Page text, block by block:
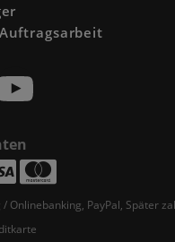
Onlinebanking, PayPal, Später